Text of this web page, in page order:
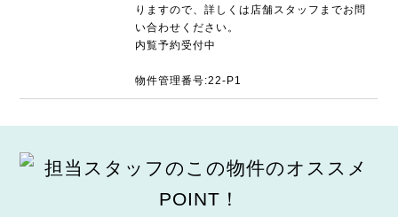
りますので、詳しくは店舗スタッフまでお問
い合わせください。
内覧予約受付中
物件管理番号:22-P1